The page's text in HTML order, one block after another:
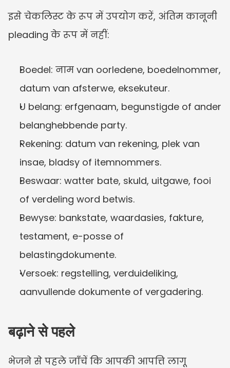
इसे चेकलिस्ट के रूप में उपयोग करें, अंतिम कानूनी
pleading के रूप में नहीं:
Boedel: नाम van oorledene, boedelnommer,
datum van afsterwe, eksekuteur.
U belang: erfgenaam, begunstigde of ander
belanghebbende party.
Rekening: datum van rekening, plek van
insae, bladsy of itemnommers.
Beswaar: watter bate, skuld, uitgawe, fooi
of verdeling word betwis.
Bewyse: bankstate, waardasies, fakture,
testament, e-posse of
belastingdokumente.
Versoek: regstelling, verduideliking,
aanvullende dokumente of vergadering.
बढ़ाने से पहले
भेजने से पहले जाँचें कि आपकी आपत्ति लागू